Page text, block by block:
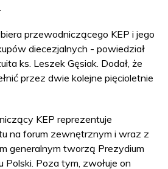
przewodniczącego KEP i jego
diecezjalnych - powiedział
ks. Leszek Gęsiak. Dodał, że
przez dwie kolejne pięcioletnie
KEP reprezentuje
na forum zewnętrznym i wraz z
generalnym tworzą Prezydium
Polski. Poza tym, zwołuje on